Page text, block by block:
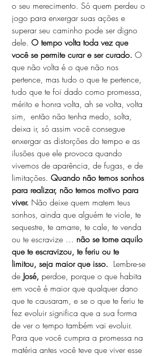
o seu merecimento. Só quem perdeu o
jogo para enxergar suas ações e
superar seu caminho pode ser digno
dele. O tempo volta toda vez que
você se permite curar e ser curado. O
que não volta é o que não nos
pertence, mas tudo o que te pertence,
tudo que te foi dado como promessa,
mérito e honra volta, ah se volta, volta
sim,  então não tenha medo, solta,
deixa ir, só assim você consegue
enxergar as distorções do tempo e as
ilusões que ele provoca quando
vivemos de aparência, de fugas, e de
limitações. Quando não temos sonhos
para realizar, não temos motivo para
viver. Não deixe quem matem teus
sonhos, ainda que alguém te viole, te
sequestre, te amarre, te cale, te venda
ou te escravize … não se torne aquilo
que te escravizou, te feriu ou te
limitou, seja maior que isso. Lembre-se
de José, perdoe, porque o que habita
em você é maior que qualquer dano
que te causaram, e se o que te feriu te
fez evoluir significa que a sua forma
de ver o tempo também vai evoluir.
Para que você cumpra a promessa na
matéria antes você teve que viver esse